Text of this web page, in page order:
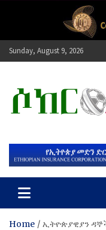
Sunday, August 9, 2026
ሶከር
Home ኢትዮጵያዊያን